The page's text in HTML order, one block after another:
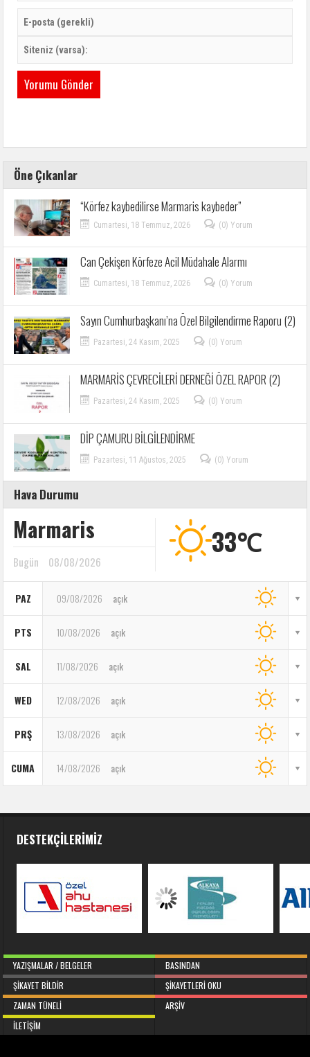
Öne Çıkanlar
“Körfez kaybedilirse Marmaris kaybeder”
Cumartesi, 18 Temmuz, 2026 (0) Yorum
Can Çekişen Körfeze Acil Müdahale Alarmı
Cumartesi, 18 Temmuz, 2026 (0) Yorum
Sayın Cumhurbaşkanı’na Özel Bilgilendirme Raporu (2)
Pazartesi, 24 Kasım, 2025 (0) Yorum
MARMARİS ÇEVRECİLERİ DERNEĞİ ÖZEL RAPOR (2)
Pazartesi, 24 Kasım, 2025 (0) Yorum
DİP ÇAMURU BİLGİLENDİRME
Pazartesi, 11 Ağustos, 2025 (0) Yorum
Hava Durumu
Marmaris
Bugün 08/08/2026
33℃
PAZ 09/08/2026 açık
PTS 10/08/2026 açık
SAL 11/08/2026 açık
WED 12/08/2026 açık
PRŞ 13/08/2026 açık
CUMA 14/08/2026 açık
DESTEKÇILERIMIZ
YAZIŞMALAR / BELGELER
BASINDAN
ŞIKAYET BILDIR
ŞIKAYETLERI OKU
ZAMAN TÜNELI
ARŞIV
İLETIŞIM